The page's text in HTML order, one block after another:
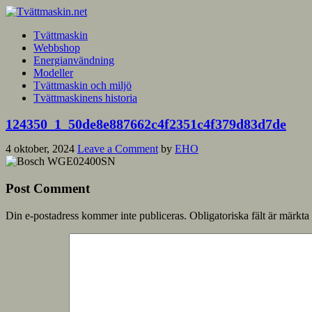
Tvättmaskin
Webbshop
Energianvändning
Modeller
Tvättmaskin och miljö
Tvättmaskinens historia
124350_1_50de8e887662c4f2351c4f379d83d7de
4 oktober, 2024 Leave a Comment by EHO
Post Comment
Din e-postadress kommer inte publiceras. Obligatoriska fält är märkta